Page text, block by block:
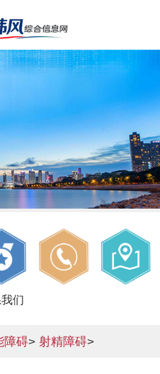
们
障碍>射精障碍>